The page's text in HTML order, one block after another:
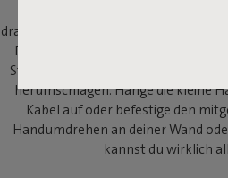
Esszimmer, im Flur, im
draußen im Garten. Und das Beste
Designs musst du dich nie wieder
Steckdosen, die gerade nicht in der
herumschlagen. Hänge die kleine
Kabel auf oder befestige den
Handumdrehen an deiner Wand
kannst du wirklich